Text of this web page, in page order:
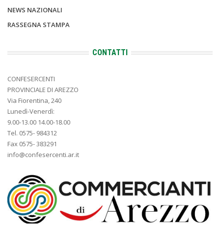
NEWS NAZIONALI
RASSEGNA STAMPA
CONTATTI
CONFESERCENTI
PROVINCIALE DI AREZZO
Via Fiorentina, 240
Lunedì-Venerdì:
9.00-13.00 14.00-18.00
Tel. 0575- 984312
Fax 0575- 383291
info@confesercenti.ar.it